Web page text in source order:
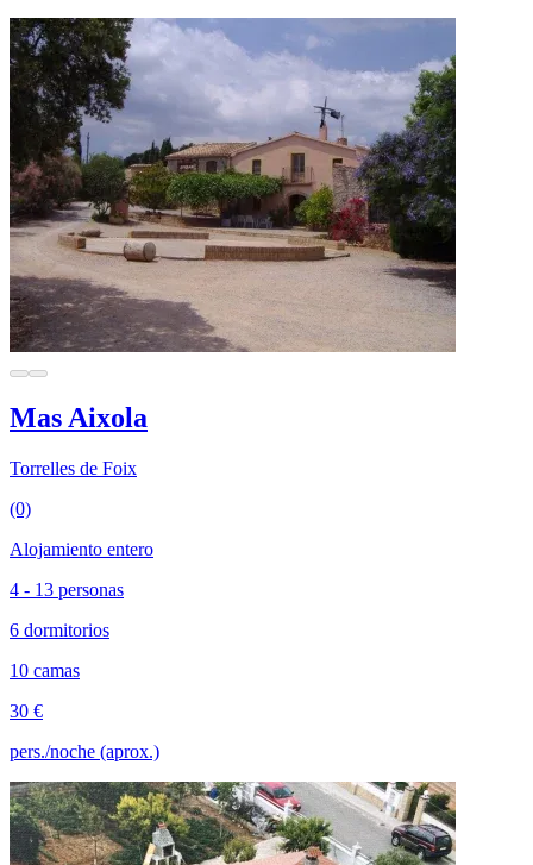
Mas Aixola
Torrelles de Foix
(0)
Alojamiento entero
4 - 13 personas
6 dormitorios
10 camas
30 €
pers./noche (aprox.)